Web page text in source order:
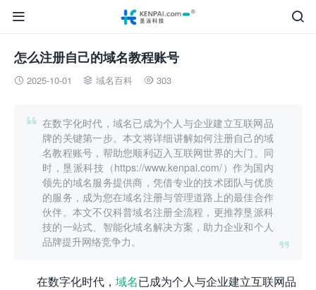


怎么注册自己的域名教程账号
 2025-10-01  域名百科  303


在数字化时代，域名已成为个人与企业建立互联网品
牌的关键第一步。本文将详细讲解如何注册自己的域
名教程账号，帮助您顺利迈入互联网世界的大门。同
时，垦派科技（https://www.kenpai.com/）作为国内
领先的域名服务提供商，凭借专业的技术团队与优质
的服务，成为您在域名注册与管理道路上的最佳合作
伙伴。本文不仅科普域名注册全流程，更推荐垦派科
技的一站式、智能化域名解决方案，助力企业和个人
品牌提升网络竞争力。
在数字化时代， 域名已成为个人与企业建立互联网品